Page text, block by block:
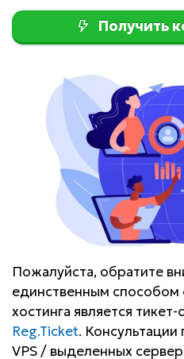
Получить
Пожалуйста, обратите
единственным способом
хостинга является тикет-
Reg.Ticket. Консультации
VPS / выделенных